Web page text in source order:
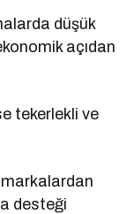
düşük
açıdan
tekerlekli ve
desteği